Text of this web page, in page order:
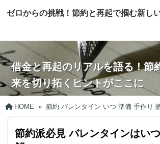
ゼロからの挑戦！節約と再起で掴む新し
借金と再起のリアルを語る！節
来を切り拓くヒントがここに
HOME » 節約 バレンタイン いつ 準備 手作り
節約派必見 バレンタインはい